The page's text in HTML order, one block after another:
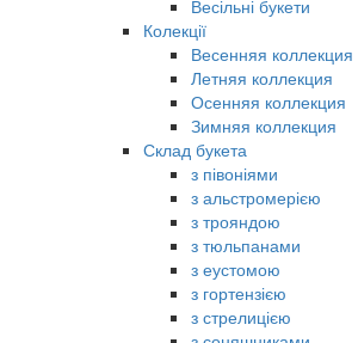
Весільні букети
Колекції
Весенняя коллекция
Летняя коллекция
Осенняя коллекция
Зимняя коллекция
Склад букета
з півоніями
з альстромерією
з трояндою
з тюльпанами
з еустомою
з гортензією
з стрелицією